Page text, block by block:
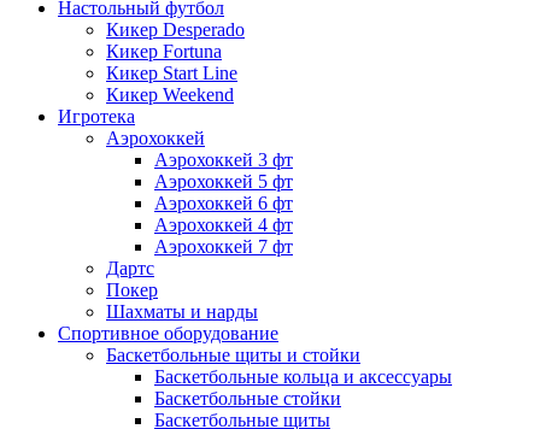
Настольный футбол
Кикер Desperado
Кикер Fortuna
Кикер Start Line
Кикер Weekend
Игротека
Аэрохоккей
Аэрохоккей 3 фт
Аэрохоккей 5 фт
Аэрохоккей 6 фт
Аэрохоккей 4 фт
Аэрохоккей 7 фт
Дартс
Покер
Шахматы и нарды
Спортивное оборудование
Баскетбольные щиты и стойки
Баскетбольные кольца и аксессуары
Баскетбольные стойки
Баскетбольные щиты